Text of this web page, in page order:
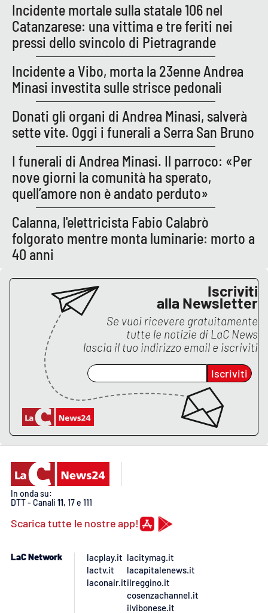
Incidente mortale sulla statale 106 nel
Catanzarese: una vittima e tre feriti nei
pressi dello svincolo di Pietragrande
Incidente a Vibo, morta la 23enne Andrea
Minasi investita sulle strisce pedonali
Donati gli organi di Andrea Minasi, salverà
sette vite. Oggi i funerali a Serra San Bruno
I funerali di Andrea Minasi. Il parroco: «Per
nove giorni la comunità ha sperato,
quell’amore non è andato perduto»
Calanna, l'elettricista Fabio Calabrò
folgorato mentre monta luminarie: morto a
40 anni
Iscriviti
alla Newsletter
Se vuoi ricevere gratuitamente
tutte le notizie di LaC News
lascia il tuo indirizzo email e iscriviti
Iscriviti
In onda su:
DTT - Canali 11, 17 e 111
Scarica tutte le nostre app!
LaC Network
lacplay.it
lactv.it
laconair.it
lacitymag.it
lacapitalenews.it
ilreggino.it
cosenzachannel.it
ilvibonese.it